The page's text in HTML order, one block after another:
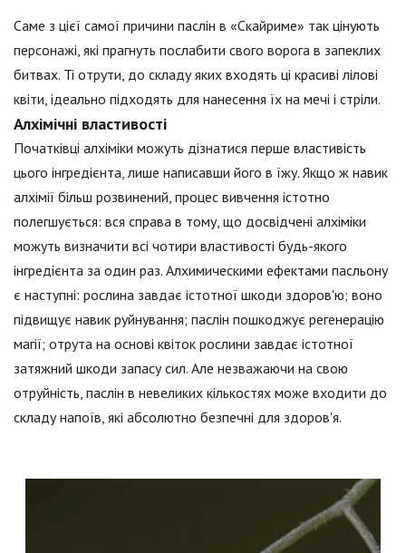
Саме з цієї самої причини паслін в «Скайриме» так цінують
персонажі, які прагнуть послабити свого ворога в запеклих
битвах. Ті отрути, до складу яких входять ці красиві лілові
квіти, ідеально підходять для нанесення їх на мечі і стріли.
Алхімічні властивості
Початківці алхіміки можуть дізнатися перше властивість
цього інгредієнта, лише написавши його в їжу. Якщо ж навик
алхімії більш розвинений, процес вивчення істотно
полегшується: вся справа в тому, що досвідчені алхіміки
можуть визначити всі чотири властивості будь-якого
інгредієнта за один раз. Алхимическими ефектами пасльону
є наступні: рослина завдає істотної шкоди здоров'ю; воно
підвищує навик руйнування; паслін пошкоджує регенерацію
магії; отрута на основі квіток рослини завдає істотної
затяжний шкоди запасу сил. Але незважаючи на свою
отруйність, паслін в невеликих кількостях може входити до
складу напоїв, які абсолютно безпечні для здоров'я.